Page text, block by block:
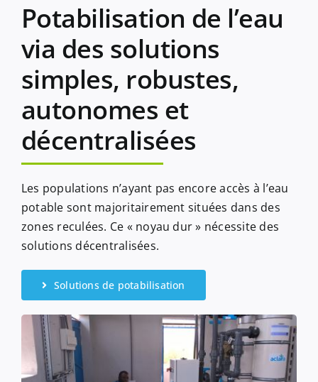
Potabilisation de l’eau
via des solutions
simples, robustes,
autonomes et
décentralisées
Les populations n’ayant pas encore accès à l’eau
potable sont majoritairement situées dans des
zones reculées. Ce « noyau dur » nécessite des
solutions décentralisées.
Solutions de potabilisation